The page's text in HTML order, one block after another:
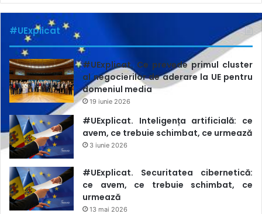
#UExplicat
#UExplicat. Ce prevede primul cluster
al negocierilor de aderare la UE pentru
domeniul media
19 iunie 2026
#UExplicat. Inteligența artificială: ce
avem, ce trebuie schimbat, ce urmează
3 iunie 2026
#UExplicat. Securitatea cibernetică:
ce avem, ce trebuie schimbat, ce
urmează
13 mai 2026